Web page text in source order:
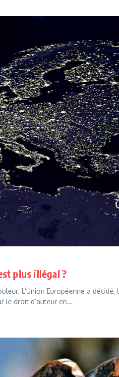
plus illégal ?
L’Union Européenne a
le droit d’auteur en...